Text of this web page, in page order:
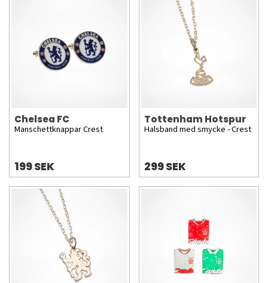
Chelsea FC
Manschettknappar Crest
199 SEK
Tottenham Hotspur
Halsband med smycke - Crest
299 SEK